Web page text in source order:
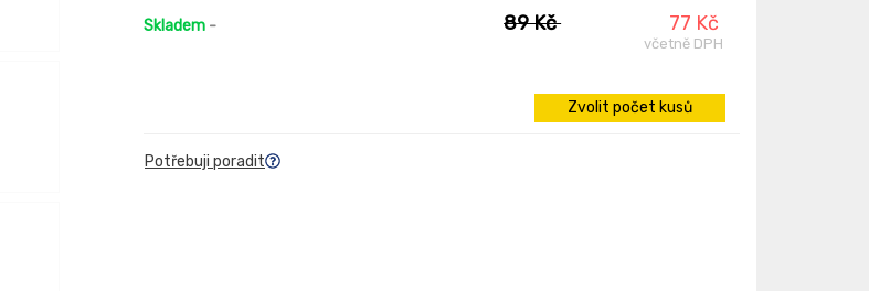
Skladem - 89 Kč 77 Kč
včetně DPH
Zvolit počet kusů
Potřebuji poradit